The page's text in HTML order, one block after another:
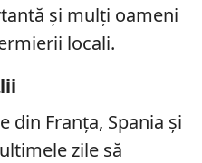
și mulți oameni
locali.
din Franța, Spania și
zile să